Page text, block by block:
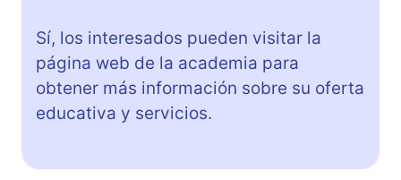
Sí, los interesados pueden visitar la
página web de la academia para
obtener más información sobre su oferta
educativa y servicios.